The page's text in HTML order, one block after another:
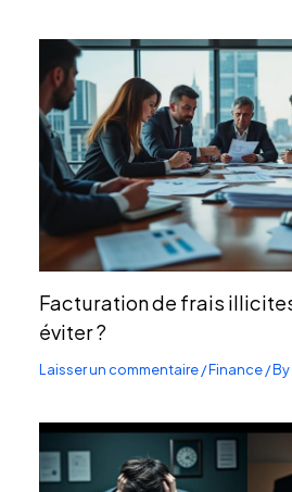
Facturation de frais
éviter ?
Laisser un commentaire/Finance/ By